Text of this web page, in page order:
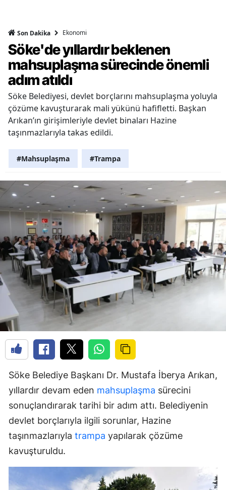
Son Dakika Ekonomi
Söke'de yıllardır beklenen
mahsuplaşma sürecinde önemli
adım atıldı
Söke Belediyesi, devlet borçlarını mahsuplaşma yoluyla
çözüme kavuşturarak mali yükünü hafifletti. Başkan
Arıkan’ın girişimleriyle devlet binaları Hazine
taşınmazlarıyla takas edildi.
#Mahsuplaşma #Trampa
Söke Belediye Başkanı Dr. Mustafa İberya Arıkan,
yıllardır devam eden mahsuplaşma sürecini
sonuçlandırarak tarihi bir adım attı. Belediyenin
devlet borçlarıyla ilgili sorunlar, Hazine
taşınmazlarıyla trampa yapılarak çözüme
kavuşturuldu.